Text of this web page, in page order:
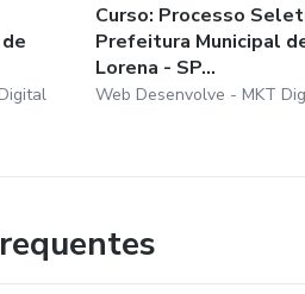
Curso: Processo
Prefeitura Municipal
Lorena - SP...
Web Desenvolve - MKT